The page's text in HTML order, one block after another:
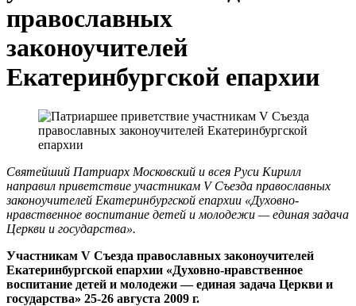
православных
законоучителей
Екатеринбургской епархии
Святейший Патриарх Московский и всея Руси Кирилл
направил приветствие участникам V Съезда православных
законоучителей Екатеринбургской епархии «Духовно-
нравственное воспитание детей и молодежи — единая задача
Церкви и государства».
Участникам V Съезда православных законоучителей
Екатеринбургской епархии «Духовно-нравственное
воспитание детей и молодежи — единая задача Церкви и
государства» 25-26 августа 2009 г.